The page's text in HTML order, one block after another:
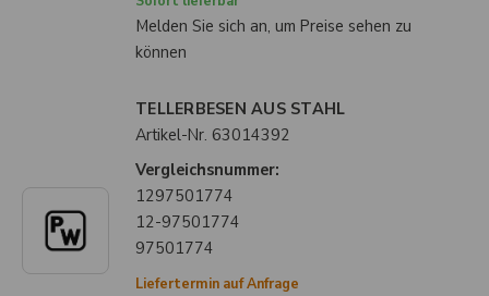
Melden Sie sich an, um Preise sehen zu
können
TELLERBESEN AUS STAHL
Artikel-Nr. 63014392
Vergleichsnummer:
1297501774
12-97501774
97501774
Liefertermin auf Anfrage